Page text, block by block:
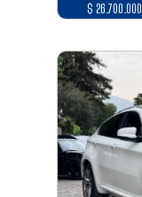
$ 26.700.000